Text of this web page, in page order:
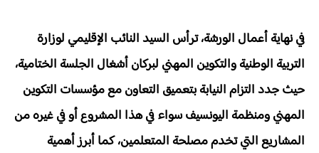
في نهاية أعمال الورشة، ترأس السيد النائب الإقليمي لوزارة
التربية الوطنية والتكوين المهني لبركان أشغال الجلسة الختامية،
حيث جدد التزام النيابة بتعميق التعاون مع مؤسسات التكوين
المهني ومنظمة اليونسيف سواء في هذا المشروع أو في غيره من
المشاريع التي تخدم مصلحة المتعلمين، كما أبرز أهمية